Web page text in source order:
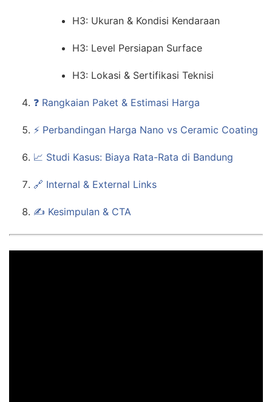
H3: Ukuran & Kondisi Kendaraan
H3: Level Persiapan Surface
H3: Lokasi & Sertifikasi Teknisi
❓ Rangkaian Paket & Estimasi Harga
⚡ Perbandingan Harga Nano vs Ceramic Coating
📈 Studi Kasus: Biaya Rata-Rata di Bandung
🔗 Internal & External Links
✍️ Kesimpulan & CTA